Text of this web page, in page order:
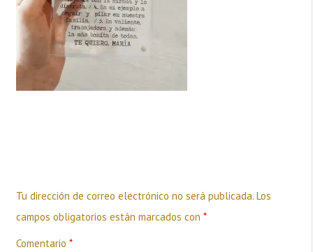
Tu dirección de correo electrónico no será publicada. Los
campos obligatorios están marcados con*
Comentario*